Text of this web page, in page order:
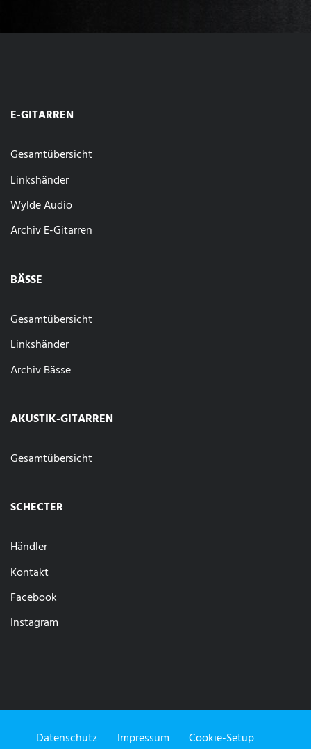
E-GITARREN
Gesamtübersicht
Linkshänder
Wylde Audio
Archiv E-Gitarren
BÄSSE
Gesamtübersicht
Linkshänder
Archiv Bässe
AKUSTIK-GITARREN
Gesamtübersicht
SCHECTER
Händler
Kontakt
Facebook
Instagram
Datenschutz Impressum Cookie-Setup